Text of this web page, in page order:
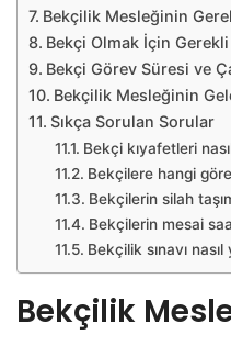
Bekçilik Mesleğinin
Bekçi Olmak İçin
Bekçi Görev Süresi ve
Bekçilik Mesleğinin
Sıkça Sorulan Sorular
Bekçi kıyafetleri
Bekçilere hangi
Bekçilerin silah
Bekçilerin mesai
Bekçilik sınavı nasıl
Bekçilik